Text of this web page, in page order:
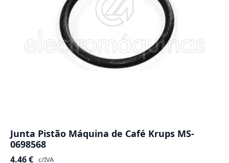
Junta Pistão Máquina de Café Krups MS-
0698568
4.46€ c/IVA